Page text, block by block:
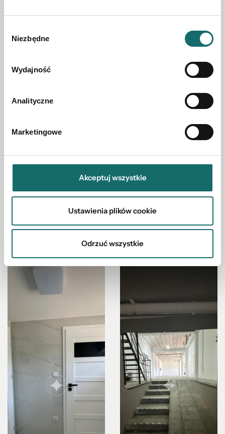
zgody
Niezbędne
Wydajność
Analityczne
Marketingowe
Akceptuj wszystkie
Ustawienia plików cookie
Odrzuć wszystkie